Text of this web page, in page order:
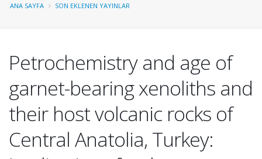
ANA SAYFA SON EKLENEN YAYINLAR
Petrochemistry and age of
garnet-bearing xenoliths and
their host volcanic rocks of
Central Anatolia, Turkey: